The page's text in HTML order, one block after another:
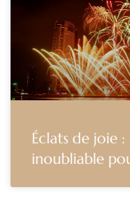
Éclats de joie
inoubliable